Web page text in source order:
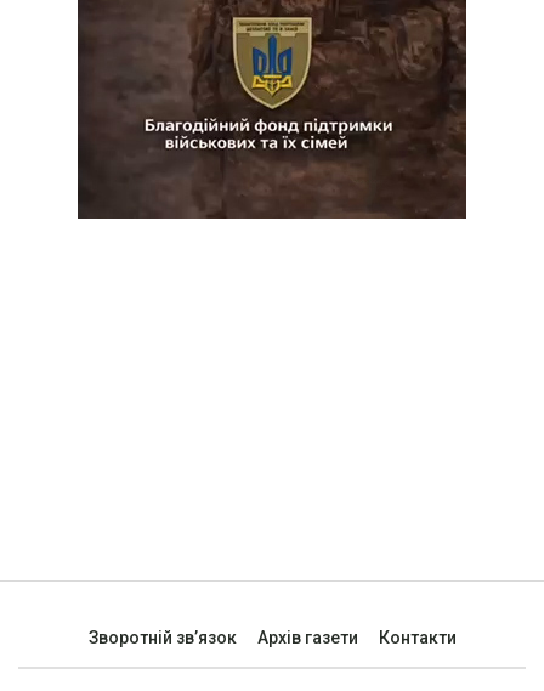
Зворотній зв’язок Архів газети Контакти